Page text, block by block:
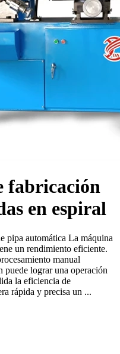
fabricación
en espiral
pipa automática La máquina
un rendimiento eficiente.
manual
puede lograr una operación
la eficiencia de
rápida y precisa un ...